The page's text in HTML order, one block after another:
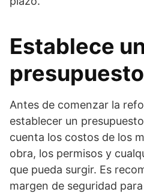
Establece
Antes de comenzar la
establecer un
cuenta los costos de los
obra, los permisos y
que pueda surgir. Es
margen de seguridad